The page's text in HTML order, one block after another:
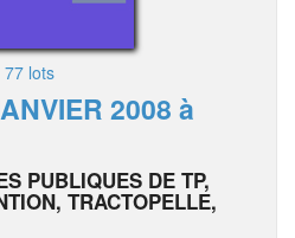
77 lots
2008 à
PUBLIQUES DE TP,
TRACTOPELLE,